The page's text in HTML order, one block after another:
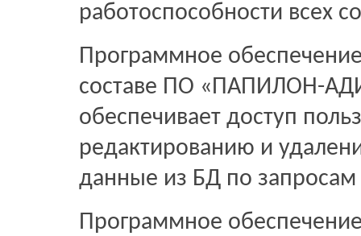
работоспособности всех
Программное
составе ПО «ПАПИЛОН-
обеспечивает доступ
редактированию и
данные из БД по
Программное